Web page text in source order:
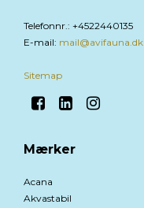
Telefonnr.: +4522440135
E-mail: mail@avifauna.dk
Sitemap
Mærker
Acana
Akvastabil